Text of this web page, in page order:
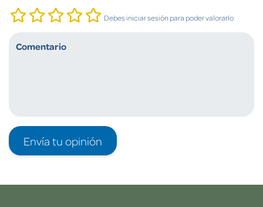
Debes iniciar sesión para poder valorarlo
Envía tu opinión